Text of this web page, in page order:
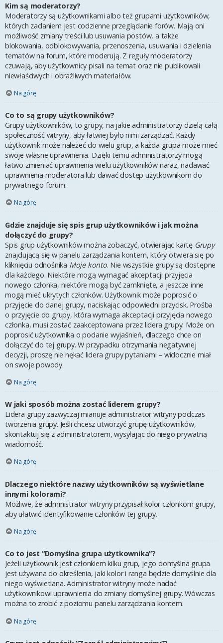
Kim są moderatorzy?
Moderatorzy są użytkownikami albo też grupami użytkowników,
których zadaniem jest codzienne przeglądanie forów. Mają oni
możliwość zmiany treści lub usuwania postów, a także
blokowania, odblokowywania, przenoszenia, usuwania i dzielenia
tematów na forum, które moderują. Z reguły moderatorzy
czuwają, aby użytkownicy pisali na temat oraz nie publikowali
niewłaściwych i obraźliwych materiałów.
Na górę
Co to są grupy użytkowników?
Grupy użytkowników, to grupy, na jakie administratorzy dzielą całą
społeczność witryny, aby łatwiej było nimi zarządzać. Każdy
użytkownik może należeć do wielu grup, a każda grupa może mieć
swoje własne uprawnienia. Dzięki temu administratorzy mogą
łatwo zmieniać uprawnienia wielu użytkowników naraz, nadawać
uprawnienia moderatora lub dawać dostęp użytkownikom do
prywatnego forum.
Na górę
Gdzie znajduje się spis grup użytkowników i jak można
dołączyć do grupy?
Spis grup użytkowników można zobaczyć, otwierając kartę Grupy
znajdującą się w panelu zarządzania kontem, który otwiera się po
kliknięciu odnośnika Moje konto. Nie wszystkie grupy są dostępne
dla każdego. Niektóre mogą wymagać akceptacji przyjęcia
nowego członka, niektóre mogą być zamknięte, a jeszcze inne
mogą mieć ukrytych członków. Użytkownik może poprosić o
przyjęcie do danej grupy, naciskając odpowiedni przycisk. Prośba
o przyjęcie do grupy, która wymaga akceptacji przyjęcia nowego
członka, musi zostać zaakceptowana przez lidera grupy. Może on
poprosić użytkownika o podanie wyjaśnień, dlaczego chce on
dołączyć do tej grupy. W przypadku otrzymania negatywnej
decyzji, proszę nie nękać lidera grupy pytaniami – widocznie miał
on swoje powody.
Na górę
W jaki sposób można zostać liderem grupy?
Lidera grupy zazwyczaj mianuje administrator witryny podczas
tworzenia grupy. Jeśli chcesz utworzyć grupę użytkowników,
skontaktuj się z administratorem, wysyłając do niego prywatną
wiadomość.
Na górę
Dlaczego niektóre nazwy użytkowników są wyświetlane
innymi kolorami?
Możliwe, że administrator witryny przypisał kolor członkom grupy,
aby ułatwić identyfikowanie członków tej grupy.
Na górę
Co to jest “Domyślna grupa użytkownika”?
Jeżeli użytkownik jest członkiem kilku grup, jego domyślna grupa
jest używana do określenia, jaki kolor i ranga będzie domyślnie dla
niego wyświetlana. Administrator witryny może nadać
użytkownikowi uprawnienia do zmiany domyślnej grupy. Wówczas
można to zrobić z poziomu panelu zarządzania kontem.
Na górę